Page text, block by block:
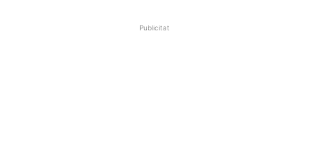
Publicitat